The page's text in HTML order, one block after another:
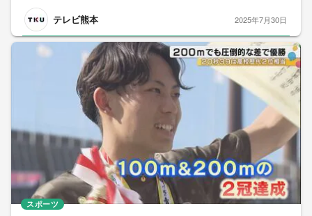
テレビ熊本 2025年7月30日
スポーツ